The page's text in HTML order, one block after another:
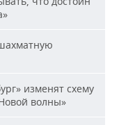
изменят схему
волны»